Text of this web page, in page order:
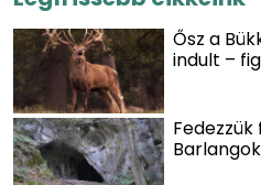
Ősz a
indult –